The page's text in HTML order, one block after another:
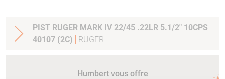
PIST RUGER MARK IV 22/45 .22LR 5.1/2" 10CPS
40107 (2C)
RUGER
Humbert vous offre